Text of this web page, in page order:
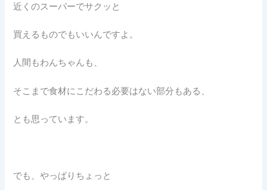
近くのスーパーでサクッと
買えるものでもいいんですよ。
人間もわんちゃんも、
そこまで食材にこだわる必要はない部分もある、
とも思っています。
でも、やっぱりちょっと